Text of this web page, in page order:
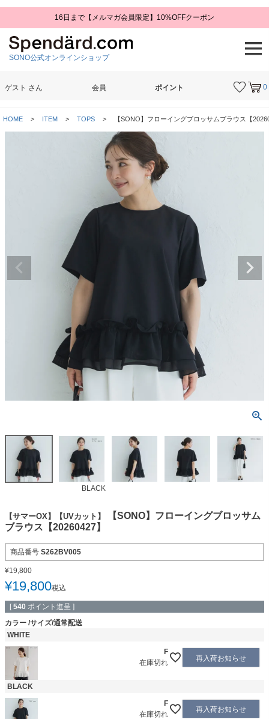
16日まで【メルマガ会員限定】10%OFFクーポン
SONO公式オンラインショップ
0
ゲスト さん 会員 ポイント
HOME ITEM TOPS 【SONO】フローイングブロッサムブラウス【
BLACK
【サマーOX】【UVカット】
【SONO】フローイングブロッサム
ブラウス【20260427】
商品番号 S262BV005
¥19,800
¥19,800税込
[ 540 ポイント進呈 ]
カラー サイズ/通常配送
WHITE
F
在庫切れ
再入荷お知らせ
BLACK
F
在庫切れ
再入荷お知らせ